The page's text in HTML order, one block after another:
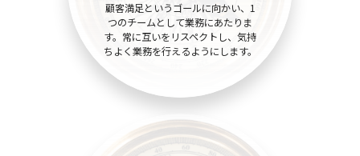
顧客満足というゴールに向かい、1
つのチームとして業務にあたりま
す。常に互いをリスペクトし、気持
ちよく業務を行えるようにします。